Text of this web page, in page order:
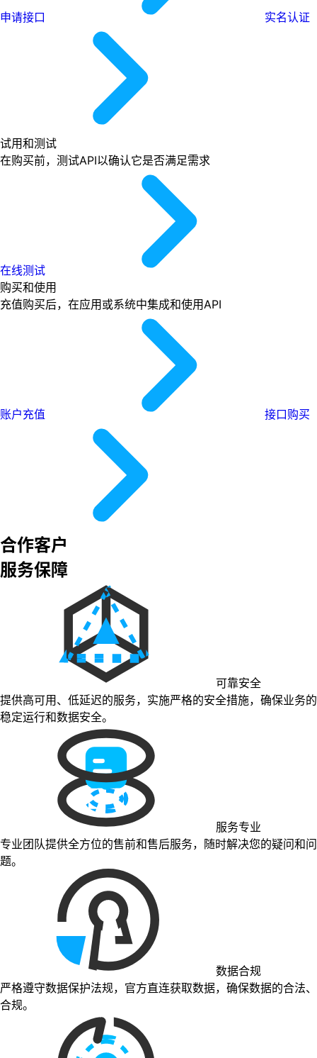
申请接口 实名认证
试用和测试
在购买前，测试API以确认它是否满足需求
在线测试
购买和使用
充值购买后，在应用或系统中集成和使用API
账户充值 接口购买
合作客户
服务保障
可靠安全
提供高可用、低延迟的服务，实施严格的安全措施，确保业务的
稳定运行和数据安全。
服务专业
专业团队提供全方位的售前和售后服务，随时解决您的疑问和问
题。
数据合规
严格遵守数据保护法规，官方直连获取数据，确保数据的合法、
合规。